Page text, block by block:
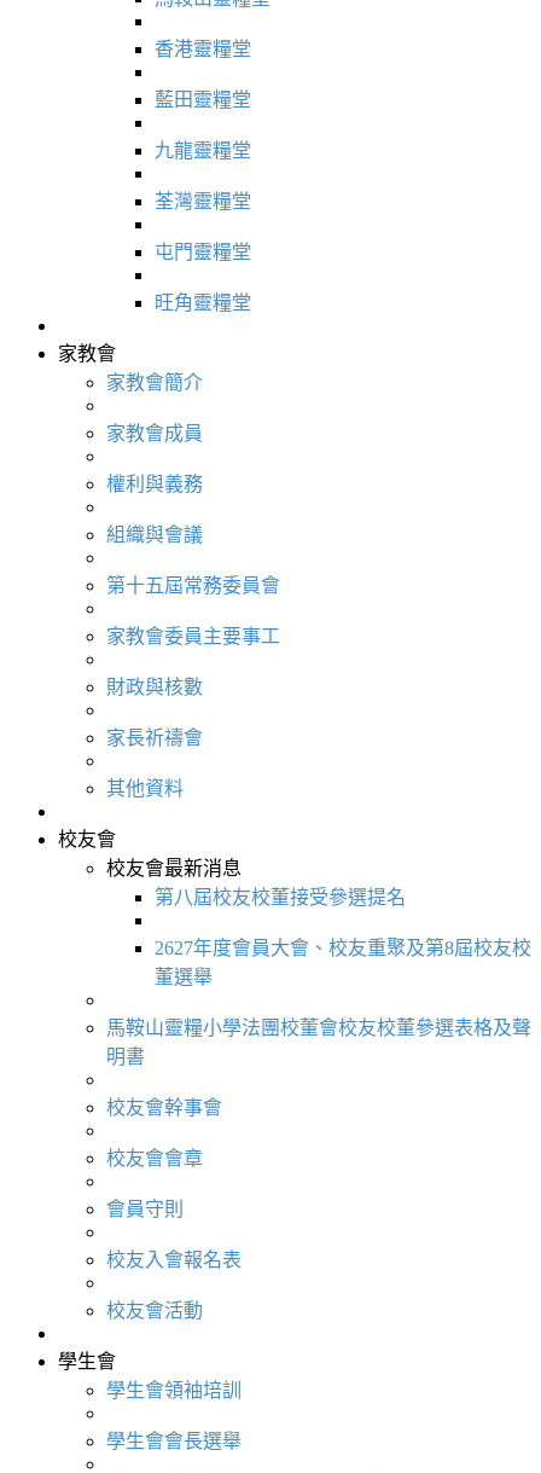
香港靈糧堂
藍田靈糧堂
九龍靈糧堂
荃灣靈糧堂
屯門靈糧堂
旺角靈糧堂
家教會
家教會簡介
家教會成員
權利與義務
組織與會議
第十五屆常務委員會
家教會委員主要事工
財政與核數
家長祈禱會
其他資料
校友會
校友會最新消息
第八屆校友校董接受參選提名
2627年度會員大會、校友重聚及第8屆校友校
董選舉
馬鞍山靈糧小學法團校董會校友校董參選表格及聲
明書
校友會幹事會
校友會會章
會員守則
校友入會報名表
校友會活動
學生會
學生會領袖培訓
學生會會長選舉